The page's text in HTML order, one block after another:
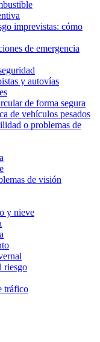
imprevistas: cómo
de emergencia
y autovías
de forma segura
de vehículos pesados
o problemas de
de visión
y nieve
riesgo
tráfico